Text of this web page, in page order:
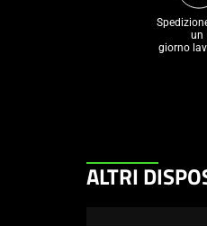
un
giorno
This
ALTRI